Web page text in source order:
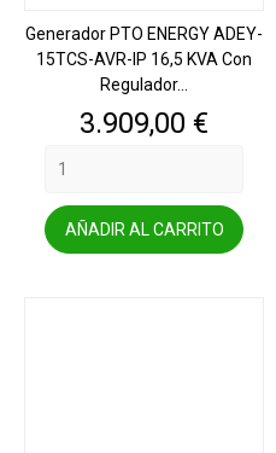
Generador PTO ENERGY ADEY-
15TCS-AVR-IP 16,5 KVA Con
Regulador...
Precio
3.909,00 €
AÑADIR AL CARRITO